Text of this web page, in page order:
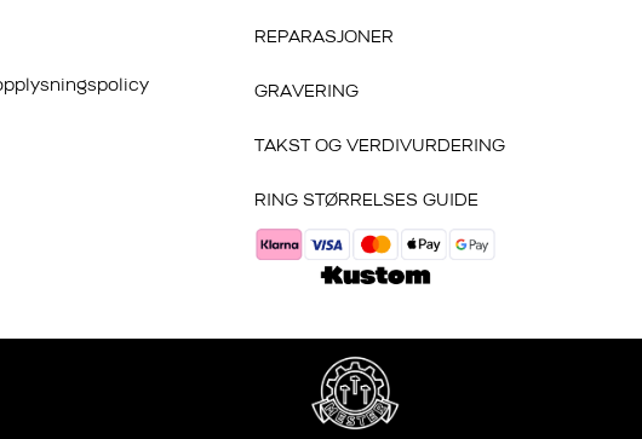
REPARASJONER
GRAVERING
TAKST OG VERDIVURDERING
RING STØRRELSES GUIDE